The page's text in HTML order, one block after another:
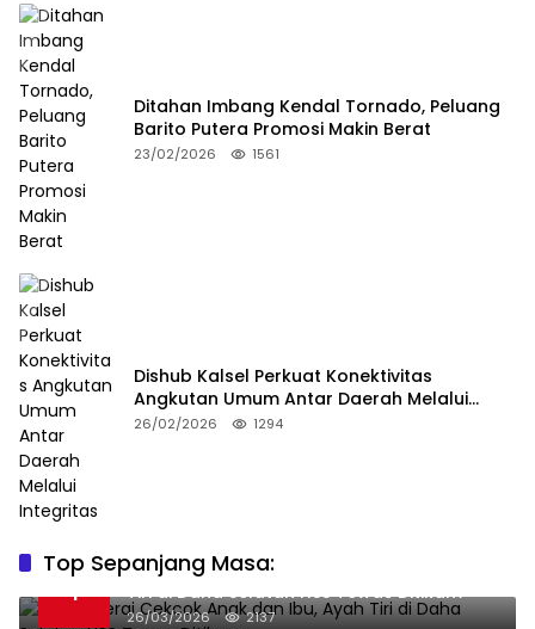
Ditahan Imbang Kendal Tornado, Peluang
Barito Putera Promosi Makin Berat
23/02/2026 1561
Dishub Kalsel Perkuat Konektivitas
Angkutan Umum Antar Daerah Melalui
Integritas
26/02/2026 1294
Top Sepanjang Masa:
1
Niat Melerai Cekcok Anak dan Ibu, Ayah
Tiri di Daha Selatan HSS Tewas Ditikam
26/03/2026 2137